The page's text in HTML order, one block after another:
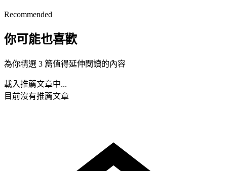
Recommended
你可能也喜歡
為你精選 3 篇值得延伸閱讀的內容
載入推薦文章中...
目前沒有推薦文章